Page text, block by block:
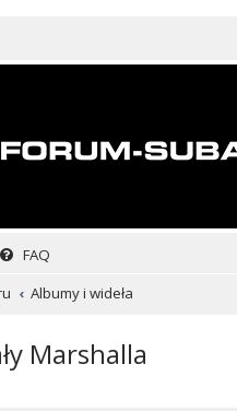
FAQ
Albumy i wideła
Marshalla